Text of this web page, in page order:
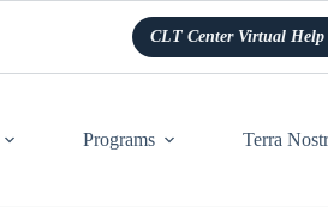
CLT Center Virtual Help
Programs Terra